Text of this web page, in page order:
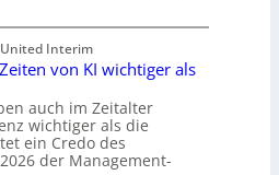
Interim
von KI wichtiger als
auch im Zeitalter
wichtiger als die
ein Credo des
der Management-